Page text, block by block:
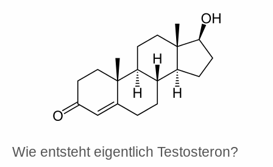
Wie entsteht eigentlich Testosteron?